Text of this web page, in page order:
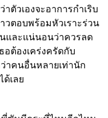
วเองจะอาการกำเริบ
วตอบพร้อมหัวเราะร่วน
และแน่นอนว่าควรลด
อต้องเคร่งครัดกับ
าคนอื่นหลายเท่านัก
เลย